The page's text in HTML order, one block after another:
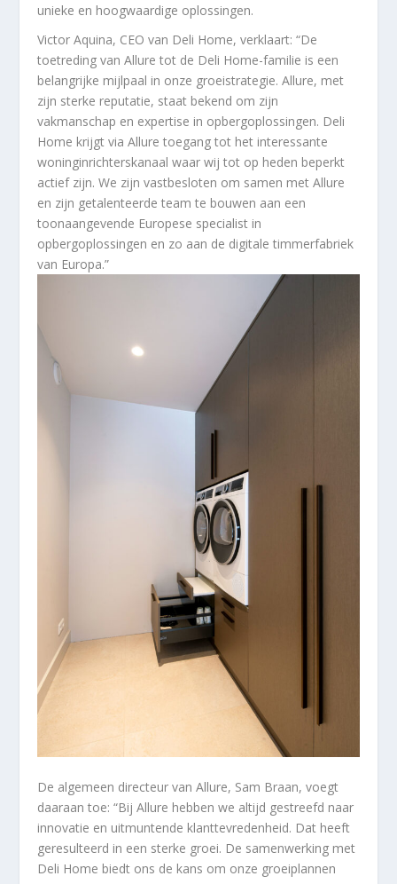
unieke en hoogwaardige oplossingen.
Victor Aquina, CEO van Deli Home, verklaart: “De
toetreding van Allure tot de Deli Home-familie is een
belangrijke mijlpaal in onze groeistrategie. Allure, met
zijn sterke reputatie, staat bekend om zijn
vakmanschap en expertise in opbergoplossingen. Deli
Home krijgt via Allure toegang tot het interessante
woninginrichterskanaal waar wij tot op heden beperkt
actief zijn. We zijn vastbesloten om samen met Allure
en zijn getalenteerde team te bouwen aan een
toonaangevende Europese specialist in
opbergoplossingen en zo aan de digitale timmerfabriek
van Europa.”
De algemeen directeur van Allure, Sam Braan, voegt
daaraan toe: “Bij Allure hebben we altijd gestreefd naar
innovatie en uitmuntende klanttevredenheid. Dat heeft
geresulteerd in een sterke groei. De samenwerking met
Deli Home biedt ons de kans om onze groeiplannen